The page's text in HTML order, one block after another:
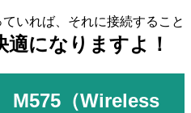
いれば、それに接続すること
になりますよ！
（Wireless